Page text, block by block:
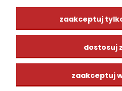
CENTRUM
zaakceptuj
dostosuj
zaakceptuj